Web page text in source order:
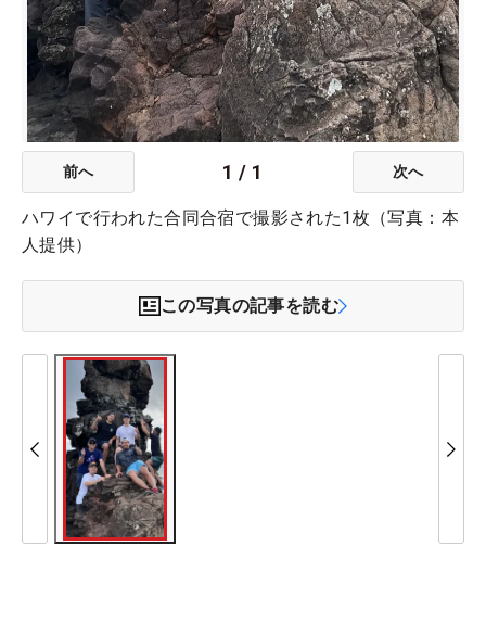
前へ 1 / 1 次へ
ハワイで行われた合同合宿で撮影された1枚（写真：本
人提供）
この写真の記事を読む